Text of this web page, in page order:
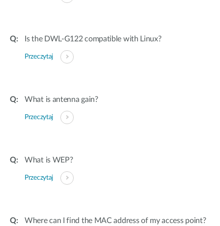
Is the DWL-G122 compatible with Linux?
Przeczytaj
What is antenna gain?
Przeczytaj
What is WEP?
Przeczytaj
Where can I find the MAC address of my access point?